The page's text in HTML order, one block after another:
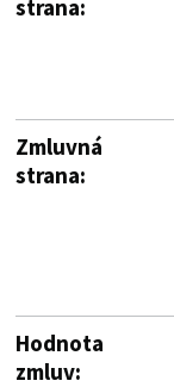
strana:
Zmluvná
strana:
Hodnota
zmluv: